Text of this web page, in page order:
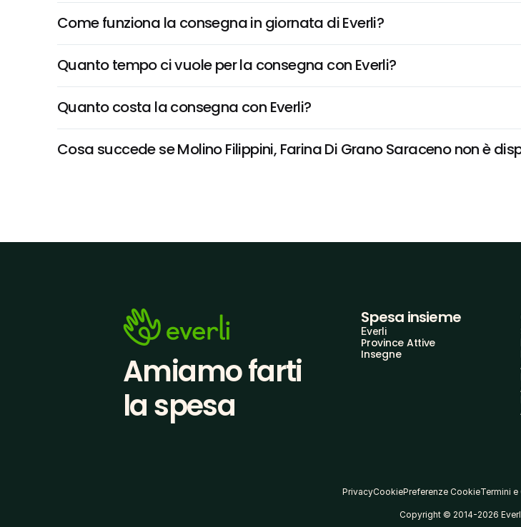
Come funziona la consegna in giornata di Everli?
Quanto tempo ci vuole per la consegna con Everli?
Quanto costa la consegna con Everli?
Cosa succede se Molino Filippini, Farina Di Grano Saraceno non è
Amiamo farti
la spesa
Spesa insieme
Everli
Province Attive
Insegne
PrivacyCookiePreferenze CookieTermini
Copyright © 2014-2026